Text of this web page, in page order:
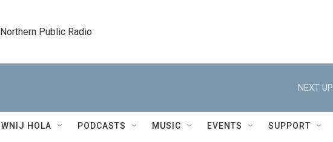
Northern Public Radio
NEXT
WNIJ HOLA PODCASTS MUSIC EVENTS SUPPORT